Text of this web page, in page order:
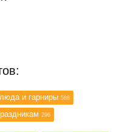
и гарниры 588
296